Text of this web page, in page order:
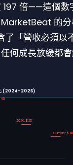
197 倍——這個數
的
了「營收必須以
何成長放緩都
(2024-2026)
2026: $25
Current: $18